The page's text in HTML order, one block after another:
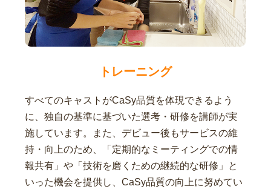
トレーニング
すべてのキャストがCaSy品質を体現できるよう
に、独自の基準に基づいた選考・研修を講師が実
施しています。また、デビュー後もサービスの維
持・向上のため、「定期的なミーティングでの情
報共有」や「技術を磨くための継続的な研修」と
いった機会を提供し、CaSy品質の向上に努めてい